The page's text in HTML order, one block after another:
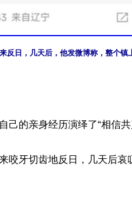
反日，几天后，他发微博称，整个镇
己的亲身经历演绎了“相信共
咬牙切齿地反日，几天后